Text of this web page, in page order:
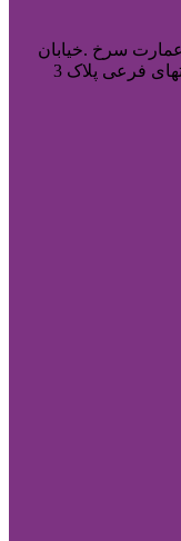
سرخ .خیابان
فرعی پلاک 3